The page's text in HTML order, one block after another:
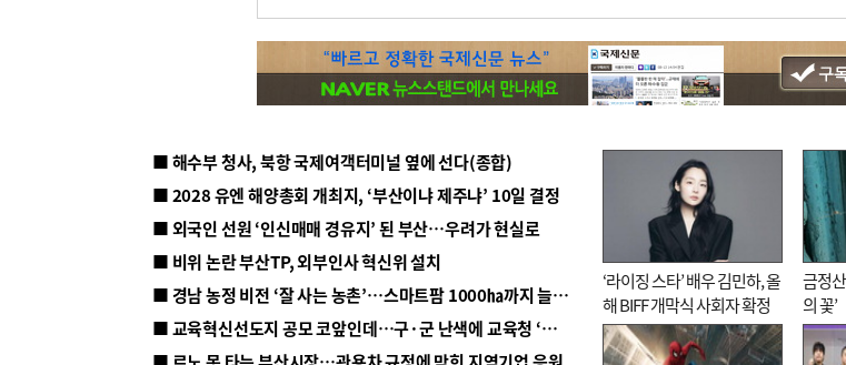
■ 해수부 청사, 북항 국제여객터미널 옆에 선다(종합)
■ 2028 유엔 해양총회 개최지, ‘부산이냐 제주냐’ 10일 결정
■ 외국인 선원 ‘인신매매 경유지’ 된 부산…우려가 현실로
■ 비위 논란 부산TP, 외부인사 혁신위 설치
■ 경남 농정 비전 ‘잘 사는 농촌’…스마트팜 1000㏊까지 늘린다
■ 교육혁신선도지 공모 코앞인데…구·군 난색에 교육청 ‘쩔쩔’
‘라이징 스타’ 배우 김민하, 올
해 BIFF 개막식 사회자 확정
금정
의 꽃’